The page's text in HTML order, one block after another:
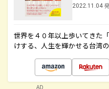
2022.11.04
世界を４０年以上歩いてきた
けする、人生を輝かせる台湾
AD